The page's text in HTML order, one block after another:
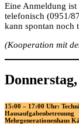
Eine Anmeldung ist
telefonisch (0951/
kann spontan noch
(Kooperation mit
15:00 – 17:00 Uhr:
Hausaufgabenbetreuung
Mehrgenerationenhaus